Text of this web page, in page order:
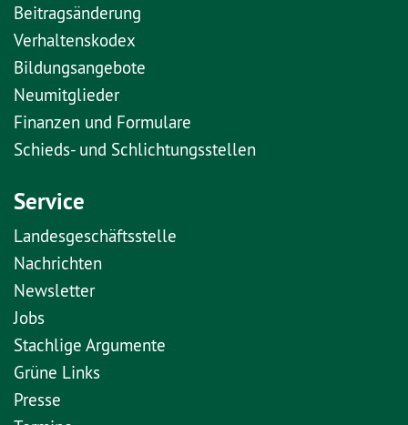
Beitragsänderung
Verhaltenskodex
Bildungsangebote
Neumitglieder
Finanzen und Formulare
Schieds- und Schlichtungsstellen
Service
Landesgeschäftsstelle
Nachrichten
Newsletter
Jobs
Stachlige Argumente
Grüne Links
Presse